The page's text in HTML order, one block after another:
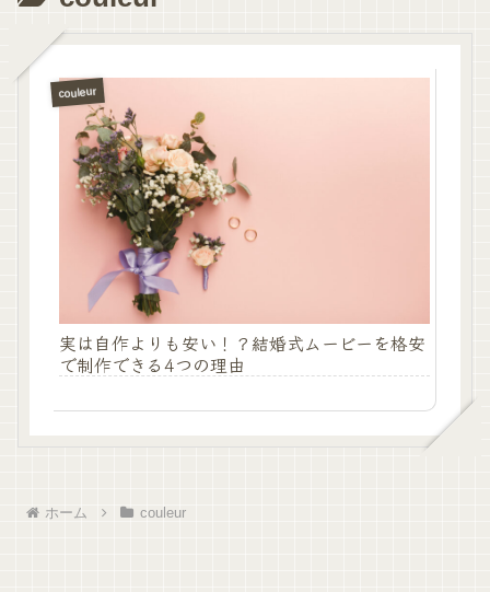
couleur
実は自作よりも安い！？結婚式ムービーを格安
で制作できる4つの理由
ホーム couleur